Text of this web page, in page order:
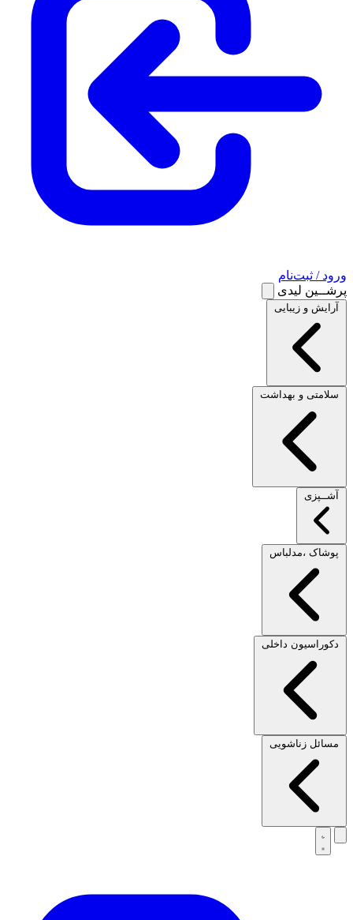
ورود / ثبت‌نام
پرشــین لیدی
آرایش و زیبایی
سلامتی و بهداشت
آشــپزی
پوشاک ،مدلباس
دکوراسیون داخلی
مسائل زناشویی